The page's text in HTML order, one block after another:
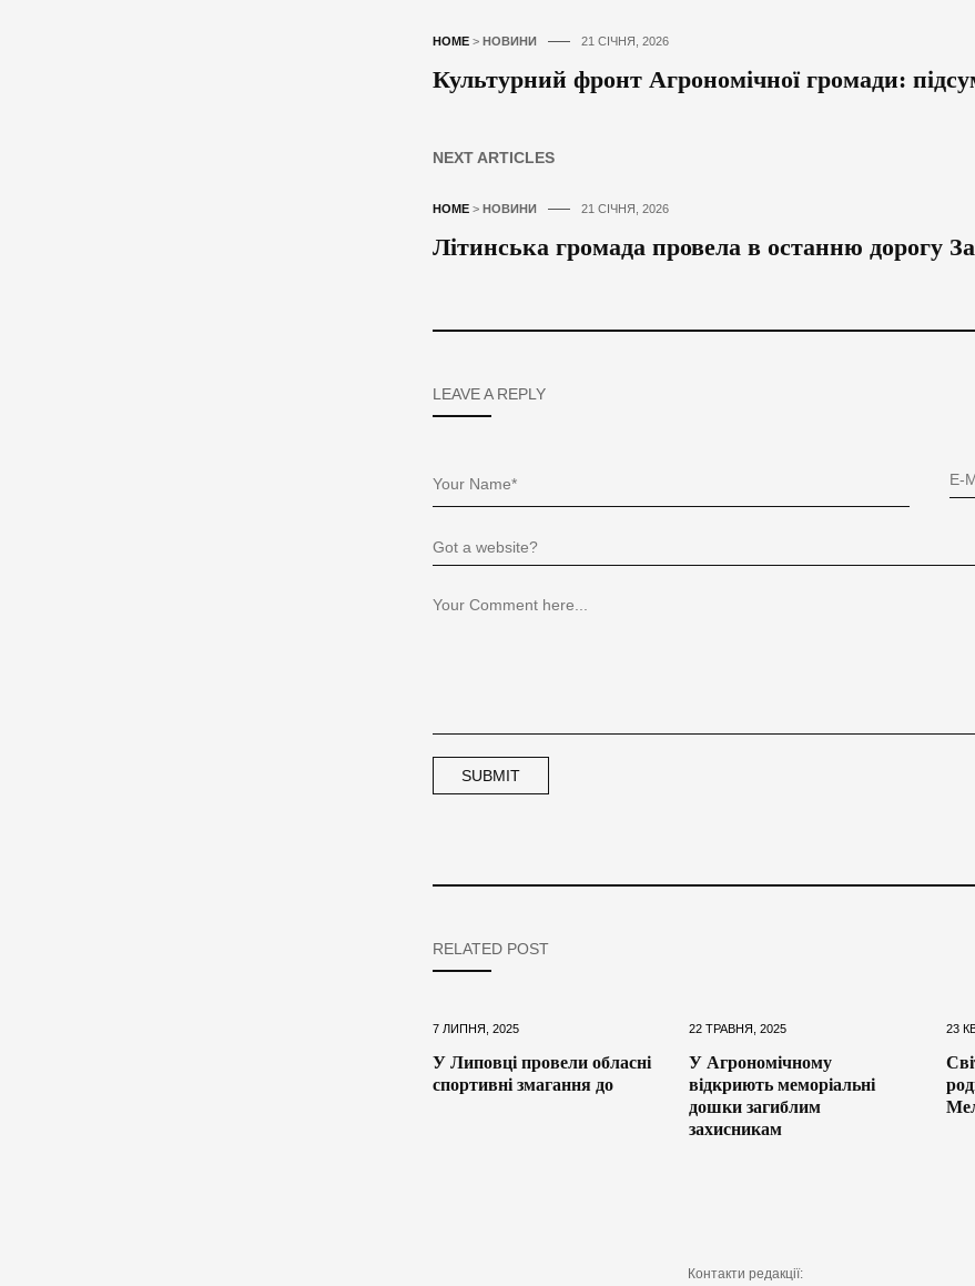
HOME> НОВИНИ 21 СІЧНЯ, 2026
Культурний фронт Агрономічної громади:
NEXT ARTICLES
HOME> НОВИНИ 21 СІЧНЯ, 2026
Літинська громада провела в останню дорогу
LEAVE A REPLY
RELATED POST
7 ЛИПНЯ, 2025
У Липовці провели обласні
спортивні змагання до
22 ТРАВНЯ, 2025
У Агрономічному
відкриють меморіальні
дошки загиблим
захисникам
23
Контакти редакції: